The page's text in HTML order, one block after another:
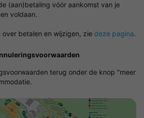
(aan)betaling vóór aankomst van je
voldaan.
over betalen en wijzigen, zie deze pagina.
terug onder de knop "meer